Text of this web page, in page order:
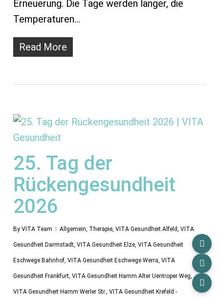
Erneuerung. Die Tage werden länger, die
Temperaturen…
Read More
25. Tag der
Rückengesundheit
2026
By VITA Team Allgemein, Therapie, VITA Gesundheit Alfeld, VITA
Gesundheit Darmstadt, VITA Gesundheit Elze, VITA Gesundheit
Eschwege Bahnhof, VITA Gesundheit Eschwege Werra, VITA
Gesundheit Frankfurt, VITA Gesundheit Hamm Alter Uentroper Weg,
VITA Gesundheit Hamm Werler Str., VITA Gesundheit Krefeld -